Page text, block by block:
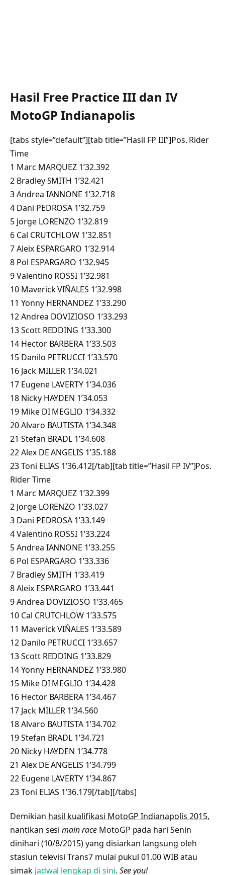
Hasil Free Practice III dan IV
MotoGP Indianapolis
[tabs style=”default”][tab title=”Hasil FP III”]Pos. Rider
Time
1 Marc MARQUEZ 1’32.392
2 Bradley SMITH 1’32.421
3 Andrea IANNONE 1’32.718
4 Dani PEDROSA 1’32.759
5 Jorge LORENZO 1’32.819
6 Cal CRUTCHLOW 1’32.851
7 Aleix ESPARGARO 1’32.914
8 Pol ESPARGARO 1’32.945
9 Valentino ROSSI 1’32.981
10 Maverick VIÑALES 1’32.998
11 Yonny HERNANDEZ 1’33.290
12 Andrea DOVIZIOSO 1’33.293
13 Scott REDDING 1’33.300
14 Hector BARBERA 1’33.503
15 Danilo PETRUCCI 1’33.570
16 Jack MILLER 1’34.021
17 Eugene LAVERTY 1’34.036
18 Nicky HAYDEN 1’34.053
19 Mike DI MEGLIO 1’34.332
20 Alvaro BAUTISTA 1’34.348
21 Stefan BRADL 1’34.608
22 Alex DE ANGELIS 1’35.188
23 Toni ELIAS 1’36.412[/tab][tab title=”Hasil FP IV”]Pos.
Rider Time
1 Marc MARQUEZ 1’32.399
2 Jorge LORENZO 1’33.027
3 Dani PEDROSA 1’33.149
4 Valentino ROSSI 1’33.224
5 Andrea IANNONE 1’33.255
6 Pol ESPARGARO 1’33.336
7 Bradley SMITH 1’33.419
8 Aleix ESPARGARO 1’33.441
9 Andrea DOVIZIOSO 1’33.465
10 Cal CRUTCHLOW 1’33.575
11 Maverick VIÑALES 1’33.589
12 Danilo PETRUCCI 1’33.657
13 Scott REDDING 1’33.829
14 Yonny HERNANDEZ 1’33.980
15 Mike DI MEGLIO 1’34.428
16 Hector BARBERA 1’34.467
17 Jack MILLER 1’34.560
18 Alvaro BAUTISTA 1’34.702
19 Stefan BRADL 1’34.721
20 Nicky HAYDEN 1’34.778
21 Alex DE ANGELIS 1’34.799
22 Eugene LAVERTY 1’34.867
23 Toni ELIAS 1’36.179[/tab][/tabs]
Demikian hasil kualifikasi MotoGP Indianapolis 2015,
nantikan sesimain raceMotoGP pada hari Senin
dinihari (10/8/2015) yang disiarkan langsung oleh
stasiun televisi Trans7 mulai pukul 01.00 WIB atau
simak jadwal lengkap di sini. See you!